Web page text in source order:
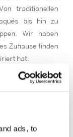
ads, to
traditionellen
bis hin zu
Wir haben
Zuhause finden
hat.